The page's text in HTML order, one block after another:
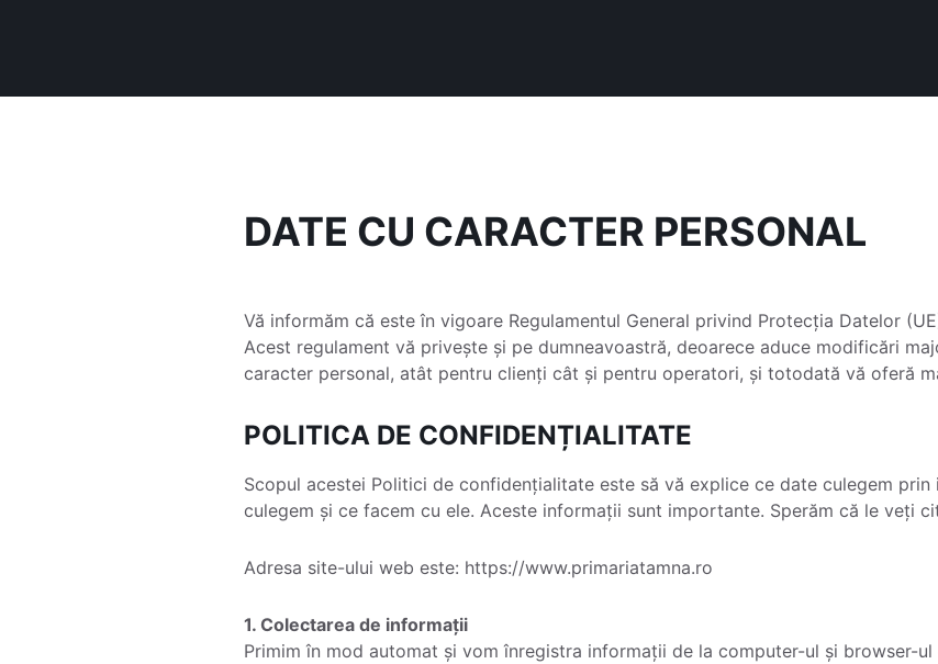
DATE CU CARACTER PERSONAL
Vă informăm că este în vigoare Regulamentul General privind Protecția Datelor
Acest regulament vă privește și pe dumneavoastră, deoarece aduce modificări
caracter personal, atât pentru clienți cât și pentru operatori, și totodată vă oferă
POLITICA DE CONFIDENȚIALITATE
Scopul acestei Politici de confidențialitate este să vă explice ce date culegem
culegem și ce facem cu ele. Aceste informații sunt importante. Sperăm că le veți
Adresa site-ului web este: https://www.primariatamna.ro
1. Colectarea de informații
Primim în mod automat și vom înregistra informații de la computer-ul și browser-ul